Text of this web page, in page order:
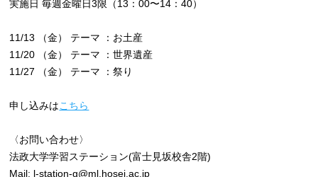
実施日 毎週金曜日3限（13：00〜14：40）
11/13 （金） テーマ ：お土産
11/20 （金） テーマ ：世界遺産
11/27 （金） テーマ ：祭り
申し込みはこちら
〈お問い合わせ〉
法政大学学習ステーション(富士見坂校舎2階)
Mail: l-station-g@ml.hosei.ac.jp